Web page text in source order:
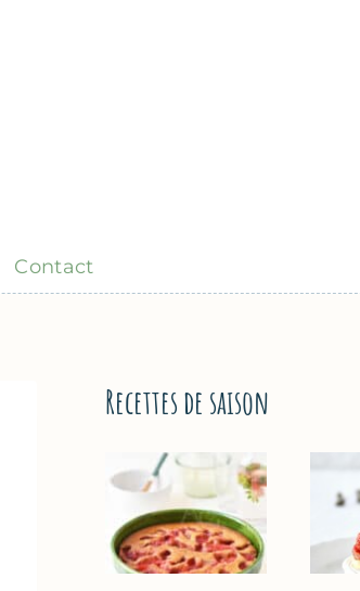
Contact
Recettes de saison